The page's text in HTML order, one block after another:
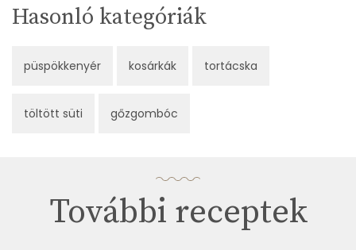
Hasonló kategóriák
püspökkenyér kosárkák tortácska
töltött süti gőzgombóc
További receptek